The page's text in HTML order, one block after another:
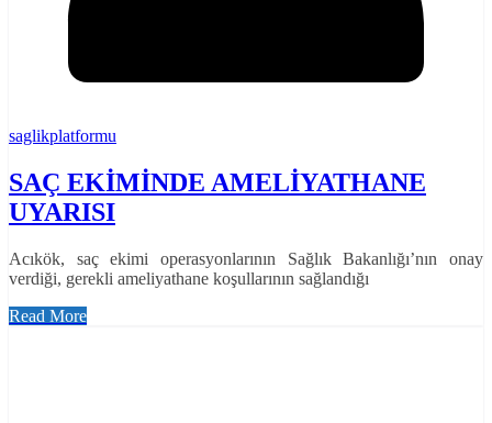
saglikplatformu
SAÇ EKİMİNDE AMELİYATHANE
UYARISI
Acıkök, saç ekimi operasyonlarının Sağlık Bakanlığı’nın onay
verdiği, gerekli ameliyathane koşullarının sağlandığı
Read More